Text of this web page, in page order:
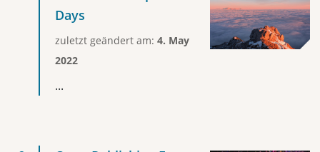
Days
zuletzt geändert am: 4. May
2022
...